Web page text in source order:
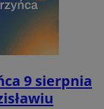
9 sierpnia